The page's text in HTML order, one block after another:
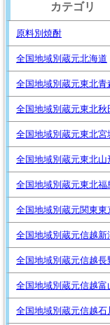
カテゴリ
原料別焼酎
全国地域別蔵元北海道
全国地域別蔵元東北青
全国地域別蔵元東北秋
全国地域別蔵元東北宮
全国地域別蔵元東北山
全国地域別蔵元東北福
全国地域別蔵元関東東
全国地域別蔵元信越新
全国地域別蔵元信越長
全国地域別蔵元信越富
全国地域別蔵元信越石